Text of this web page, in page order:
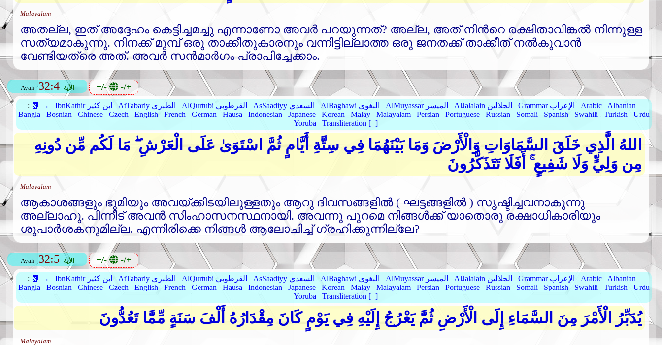
Malayalam
അതല്ല, ഇത്‌ അദ്ദേഹം കെട്ടിച്ചമച്ചു എന്നാണോ അവര്‍ പറയുന്നത്‌? അല്ല, അത്‌ നിന്‍റെ രക്ഷിതാവിങ്കല്‍ നിന്നുള്ള
സത്യമാകുന്നു. നിനക്ക്‌ മുമ്പ്‌ ഒരു താക്കീതുകാരനും വന്നിട്ടില്ലാത്ത ഒരു ജനതക്ക്‌ താക്കീത്‌ നല്‍കുവാന്‍
വേണ്ടിയത്രെ അത്‌. അവര്‍ സന്‍മാര്‍ഗം പ്രാപിച്ചേക്കാം.
Ayah 32:4 الأية +/- -/+
: 📗 → IbnKathir ابن كثير AtTabariy الطبري AlQurtubi القرطوبي AsSaadiyy السعدي AlBaghawi البغوي AlMuyassar الميسر AlJalalain الجلالين Grammar الإعراب Arabic
Albanian
Bangla
Bosnian Chinese Czech English French German Hausa Indonesian Japanese Korean Malay Malayalam Persian Portuguese Russian Somali Spanish Swahili Turkish
Urdu
Yoruba
Transliteration [+]
اللهُ الَّذِي خَلَقَ السَّمَاوَاتِ وَالْأَرْضَ وَمَا بَيْنَهُمَا فِي سِتَّةِ أَيَّامٍ ثُمَّ اسْتَوَىٰ عَلَى الْعَرْشِ ۖ مَا لَكُم مِّن دُونِهِ
مِن وَلِيٍّ وَلَا شَفِيعٍ ۚ أَفَلَا تَتَذَكَّرُونَ
Malayalam
ആകാശങ്ങളും ഭൂമിയും അവയ്ക്കിടയിലുള്ളതും ആറു ദിവസങ്ങളില്‍ ( ഘട്ടങ്ങളില്‍ ) സൃഷ്ടിച്ചവനാകുന്നു
അല്ലാഹു. പിന്നീട്‌ അവന്‍ സിംഹാസനസ്ഥനായി. അവന്നു പുറമെ നിങ്ങള്‍ക്ക്‌ യാതൊരു രക്ഷാധികാരിയും
ശുപാര്‍ശകനുമില്ല. എന്നിരിക്കെ നിങ്ങള്‍ ആലോചിച്ച്‌ ഗ്രഹിക്കുന്നില്ലേ?
Ayah 32:5 الأية +/- -/+
: 📗 → IbnKathir ابن كثير AtTabariy الطبري AlQurtubi القرطوبي AsSaadiyy السعدي AlBaghawi البغوي AlMuyassar الميسر AlJalalain الجلالين Grammar الإعراب Arabic
Albanian
Bangla
Bosnian Chinese Czech English French German Hausa Indonesian Japanese Korean Malay Malayalam Persian Portuguese Russian Somali Spanish Swahili Turkish
Urdu
Yoruba
Transliteration [+]
يُدَبِّرُ الْأَمْرَ مِنَ السَّمَاءِ إِلَى الْأَرْضِ ثُمَّ يَعْرُجُ إِلَيْهِ فِي يَوْمٍ كَانَ مِقْدَارُهُ أَلْفَ سَنَةٍ مِّمَّا تَعُدُّونَ
Malayalam